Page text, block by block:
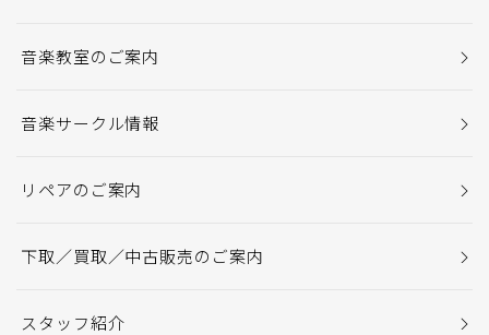
音楽教室のご案内
音楽サークル情報
リペアのご案内
下取／買取／中古販売のご案内
スタッフ紹介